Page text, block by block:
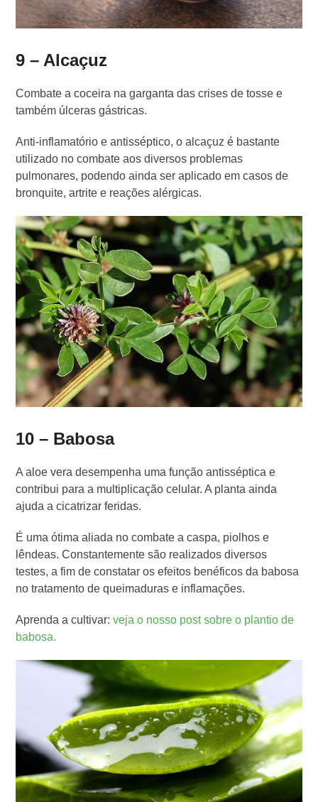
9 – Alcaçuz
Combate a coceira na garganta das crises de tosse e
também úlceras gástricas.
Anti-inflamatório e antisséptico, o alcaçuz é bastante
utilizado no combate aos diversos problemas
pulmonares, podendo ainda ser aplicado em casos de
bronquite, artrite e reações alérgicas.
10 – Babosa
A aloe vera desempenha uma função antisséptica e
contribui para a multiplicação celular. A planta ainda
ajuda a cicatrizar feridas.
É uma ótima aliada no combate a caspa, piolhos e
lêndeas. Constantemente são realizados diversos
testes, a fim de constatar os efeitos benéficos da babosa
no tratamento de queimaduras e inflamações.
Aprenda a cultivar:veja o nosso post sobre o plantio de
babosa.